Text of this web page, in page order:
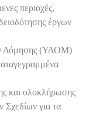
περιοχές,
έργων
Δόμησης (ΥΔΟΜ)
και ολοκλήρωσης
για τα